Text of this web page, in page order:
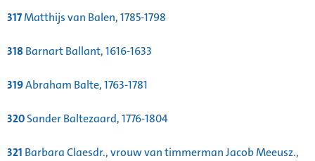
317Matthijs van Balen, 1785-1798
318Barnart Ballant, 1616-1633
319Abraham Balte, 1763-1781
320Sander Baltezaard, 1776-1804
321 Barbara Claesdr., vrouw van timmerman Jacob Meeusz.,